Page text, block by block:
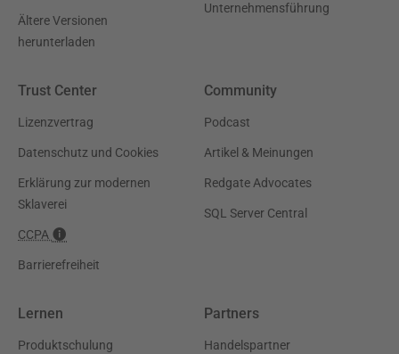
Ältere Versionen
herunterladen
Unternehmensführung
Trust Center
Lizenzvertrag
Datenschutz und Cookies
Erklärung zur modernen
Sklaverei
CCPA
Barrierefreiheit
Community
Podcast
Artikel & Meinungen
Redgate Advocates
SQL Server Central
Lernen
Produktschulung
Partners
Handelspartner